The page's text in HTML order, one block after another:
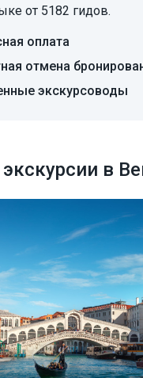
от 5182 гидов.
оплата
отмена
экскурсоводы
в